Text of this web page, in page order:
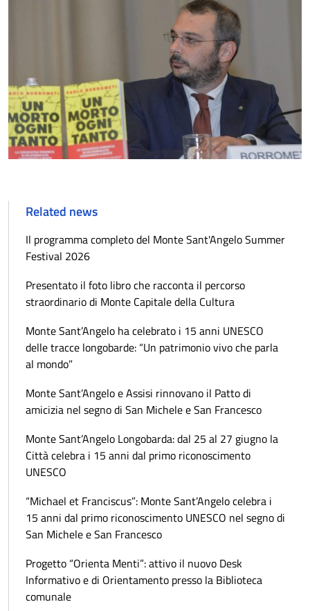
Related news
Il programma completo del Monte Sant'Angelo Summer
Festival 2026
Presentato il foto libro che racconta il percorso
straordinario di Monte Capitale della Cultura
Monte Sant’Angelo ha celebrato i 15 anni UNESCO
delle tracce longobarde: “Un patrimonio vivo che parla
al mondo”
Monte Sant’Angelo e Assisi rinnovano il Patto di
amicizia nel segno di San Michele e San Francesco
Monte Sant’Angelo Longobarda: dal 25 al 27 giugno la
Città celebra i 15 anni dal primo riconoscimento
UNESCO
“Michael et Franciscus”: Monte Sant’Angelo celebra i
15 anni dal primo riconoscimento UNESCO nel segno di
San Michele e San Francesco
Progetto “Orienta Menti”: attivo il nuovo Desk
Informativo e di Orientamento presso la Biblioteca
comunale